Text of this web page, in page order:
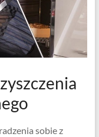
sobie z